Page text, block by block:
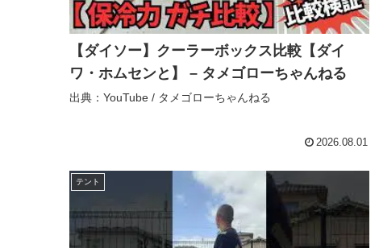
【ダイソー】クーラーボックス比較【ダイ
ワ・ホムセンと】 – タメゴローちゃんねる
出典：YouTube / タメゴローちゃんねる
2026.08.01
テント